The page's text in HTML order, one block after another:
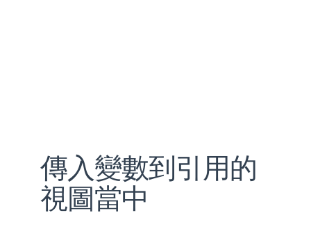
傳入變數到引用的
視圖當中